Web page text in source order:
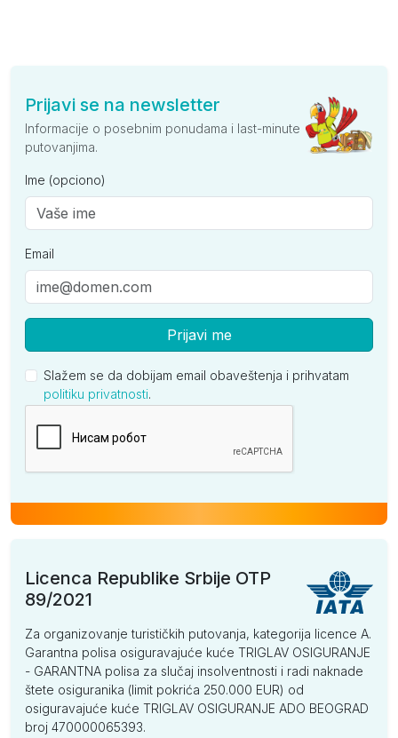
Prijavi se na newsletter
Informacije o posebnim ponudama i last-minute
putovanjima.
Ime (opciono)
Email
Prijavi me
Slažem se da dobijam email obaveštenja i prihvatam
politiku privatnosti.
Licenca Republike Srbije OTP
89/2021
Za organizovanje turističkih putovanja, kategorija licence A.
Garantna polisa osiguravajuće kuće TRIGLAV OSIGURANJE
- GARANTNA polisa za slučaj insolventnosti i radi naknade
štete osiguranika (limit pokrića 250.000 EUR) od
osiguravajuće kuće TRIGLAV OSIGURANJE ADO BEOGRAD
broj 470000065393.